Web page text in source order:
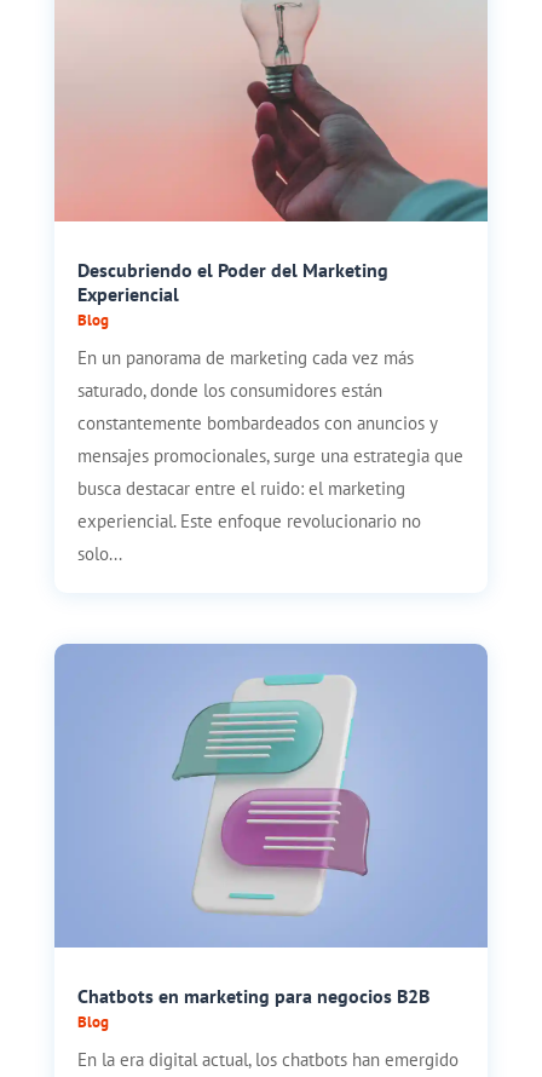
Descubriendo el Poder del Marketing
Experiencial
Blog
En un panorama de marketing cada vez más
saturado, donde los consumidores están
constantemente bombardeados con anuncios y
mensajes promocionales, surge una estrategia que
busca destacar entre el ruido: el marketing
experiencial. Este enfoque revolucionario no
solo...
Chatbots en marketing para negocios B2B
Blog
En la era digital actual, los chatbots han emergido